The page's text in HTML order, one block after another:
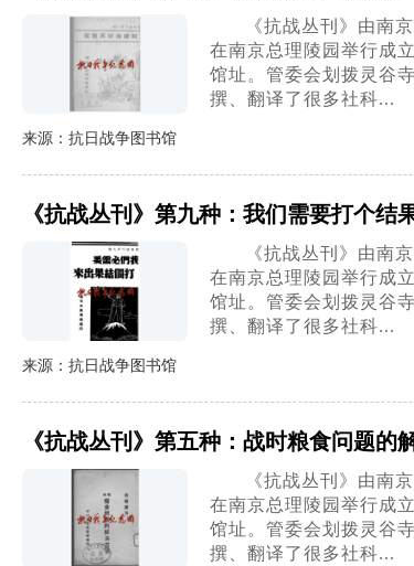
《抗战丛刊》由南
在南京总理陵园举行成
馆址。管委会划拨灵谷
撰、翻译了很多社科...
来源：抗日战争图书馆
《抗战丛刊》第九种：我们需要打个结
《抗战丛刊》由南
在南京总理陵园举行成
馆址。管委会划拨灵谷
撰、翻译了很多社科...
来源：抗日战争图书馆
《抗战丛刊》第五种：战时粮食问题的
《抗战丛刊》由南
在南京总理陵园举行成
馆址。管委会划拨灵谷
撰、翻译了很多社科...